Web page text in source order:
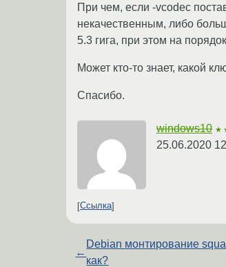
При чем, если -vcodec
некачественным, либо
5.3 гига, при этом на
Может кто-то знает, какой
Спасибо.
windows10
25.06.2020
Ссылка
←
Debian монтирование
как?